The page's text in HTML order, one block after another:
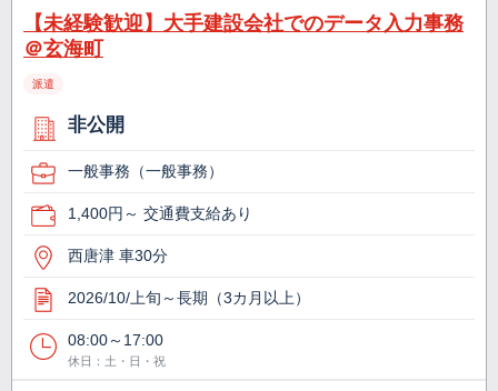
【未経験歓迎】大手建設会社でのデータ入力事務
＠玄海町
派遣
非公開
一般事務（一般事務）
1,400円～ 交通費支給あり
西唐津 車30分
2026/10/上旬～長期（3カ月以上）
08:00～17:00
休日：土・日・祝